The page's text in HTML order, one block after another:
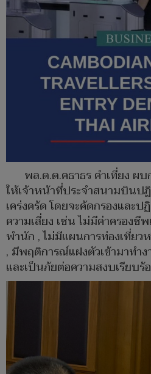
พล.ต.ต.คธาธร คำเที่ยง ผ
ให้เจ้าหน้าที่ประจำสนามบินป
เคร่งครัด โดยจะคัดกรองและ
ความเสี่ยง เช่น ไม่มีค่าครองชี
พำนัก , ไม่มีแผนการท่องเที่ย
, มีพฤติการณ์แฝงตัวเข้ามาทำ
และเป็นภัยต่อความสงบเรียบร้